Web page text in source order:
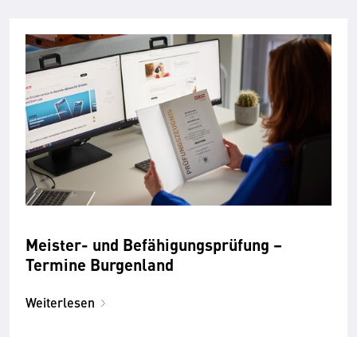
Meister- und Befähigungsprüfung –
Termine Burgenland
Weiterlesen